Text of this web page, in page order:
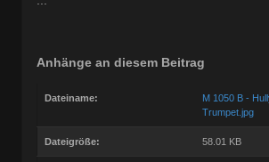
Anhänge an diesem Beitrag
Dateiname:
M 1050 B -
Trumpet.jpg
Dateigröße: 58.01 KB